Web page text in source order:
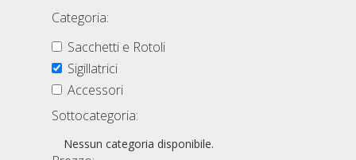
Categoria:
Sacchetti e Rotoli
Sigillatrici
Accessori
Sottocategoria:
Nessun categoria disponibile.